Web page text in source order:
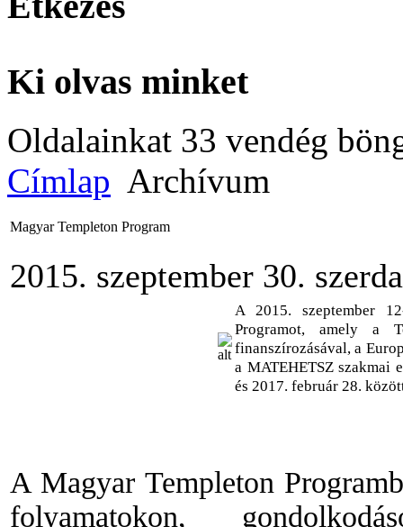
Ki olvas minket
Oldalainkat 33 vendég
Címlap Archívum
Magyar Templeton Program
2015. szeptember 30.
A 2015. szeptember
Programot, amely a
finanszírozásával, a
a MATEHETSZ szakmai
és 2017. február 28.
A Magyar Templeton
folyamatokon,